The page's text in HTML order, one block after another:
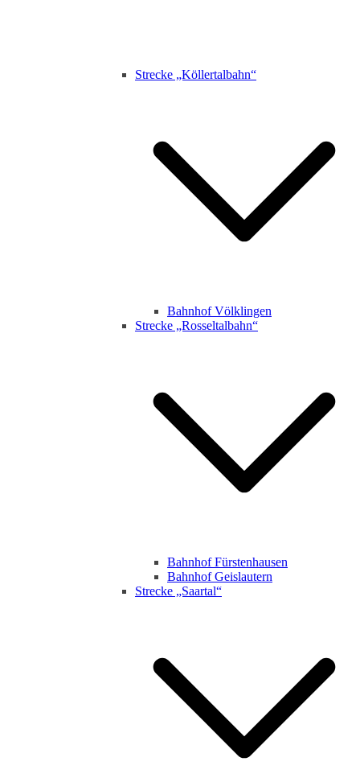
Strecke „Köllertalbahn“
Bahnhof Völklingen
Strecke „Rosseltalbahn“
Bahnhof Fürstenhausen
Bahnhof Geislautern
Strecke „Saartal“